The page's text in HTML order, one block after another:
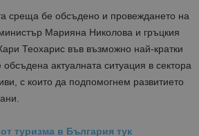
среща бе обсъдено и провеждането на
Марияна Николова и гръцкия
Теохарис във възможно най-кратки
актуалната ситуация в сектора
с които да подпомогнем развитието
туризма в България тук